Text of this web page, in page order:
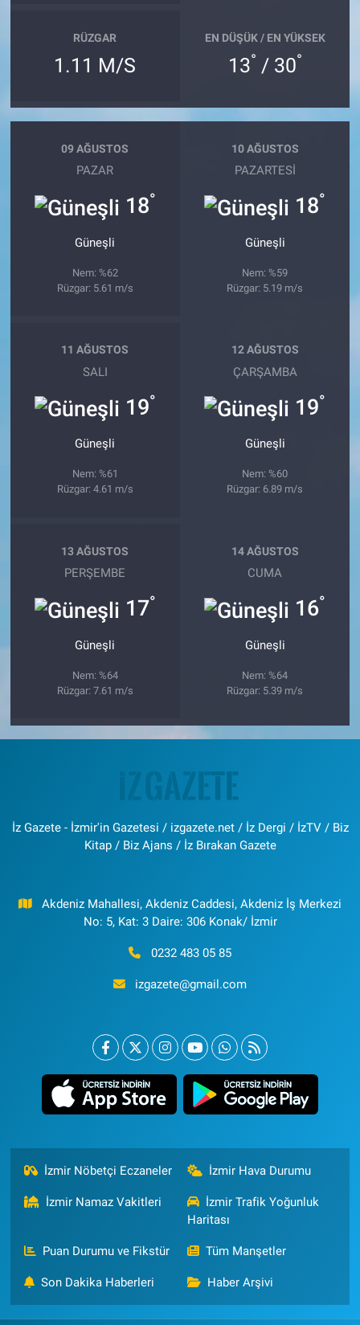
RÜZGAR
1.11 M/S
EN DÜŞÜK / EN YÜKSEK
13° / 30°
09 AĞUSTOS
PAZAR
18°
Güneşli
Nem: %62
Rüzgar: 5.61 m/s
10 AĞUSTOS
PAZARTESI
18°
Güneşli
Nem: %59
Rüzgar: 5.19 m/s
11 AĞUSTOS
SALI
19°
Güneşli
Nem: %61
Rüzgar: 4.61 m/s
12 AĞUSTOS
ÇARŞAMBA
19°
Güneşli
Nem: %60
Rüzgar: 6.89 m/s
13 AĞUSTOS
PERŞEMBE
17°
Güneşli
Nem: %64
Rüzgar: 7.61 m/s
14 AĞUSTOS
CUMA
16°
Güneşli
Nem: %64
Rüzgar: 5.39 m/s
İz Gazete - İzmir'in Gazetesi / izgazete.net / İz Dergi / İzTV / Biz
Kitap / Biz Ajans / İz Bırakan Gazete
Akdeniz Mahallesi, Akdeniz Caddesi, Akdeniz İş Merkezi
No: 5, Kat: 3 Daire: 306 Konak/ İzmir
0232 483 05 85
izgazete@gmail.com
İzmir Nöbetçi Eczaneler İzmir Hava Durumu
İzmir Namaz Vakitleri
İzmir Trafik Yoğunluk
Haritası
Puan Durumu ve Fikstür Tüm Manşetler
Son Dakika Haberleri Haber Arşivi